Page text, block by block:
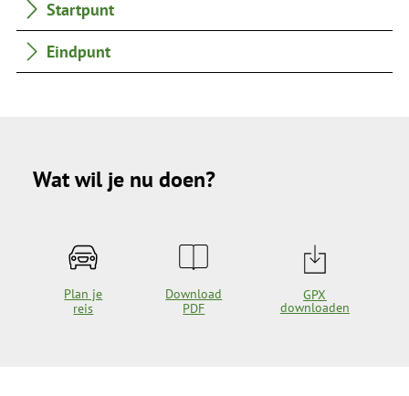
Startpunt
Eindpunt
Wat wil je nu doen?
Plan je
reis
Download
PDF
GPX
downloaden